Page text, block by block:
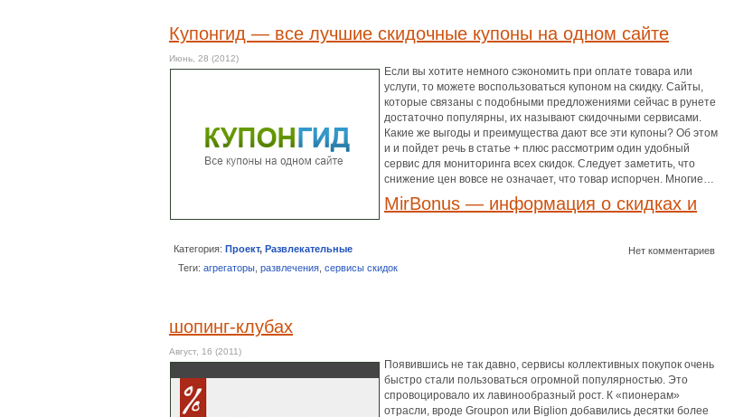
Купонгид — все лучшие скидочные купоны на одном сайте
Июнь, 28 (2012)
Если вы хотите немного сэкономить при оплате товара или
услуги, то можете воспользоваться купоном на скидку. Сайты,
которые связаны с подобными предложениями сейчас в рунете
достаточно популярны, их называют скидочными сервисами.
Какие же выгоды и преимущества дают все эти купоны? Об этом
и и пойдет речь в статье + плюс рассмотрим один удобный
сервис для мониторинга всех скидок. Следует заметить, что
снижение цен вовсе не означает, что товар испорчен. Многие…
Категория: Проект, Развлекательные
Нет комментариев
Теги: агрегаторы развлечения сервисы скидок
MirBonus — информация о скидках и
шопинг-клубах
Август, 16 (2011)
Появившись не так давно, сервисы коллективных покупок очень
быстро стали пользоваться огромной популярностью. Это
спровоцировало их лавинообразный рост. К «пионерам»
отрасли, вроде Groupon или Biglion добавились десятки более